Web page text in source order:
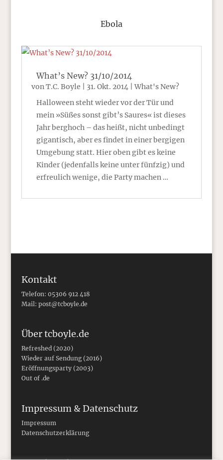
Ebola
What’s New? 31/10/2014
vonT.C. Boyle 31. Okt. 2014|What's New?
Halloween steht wieder vor der Tür und
mein »Süßes sonst gibt’s Saures« ist dieses
Jahr berghoch – das heißt, nicht unbedingt
gigantisch, aber es findet in einer bergigen
Umgebung statt. Hier oben gibt es keine
Kinder (jedenfalls keine unter fünfzig) und
erfreulich wenige, die Party machen …
Kontakt
Telefon: 05306 912 418
Mail: post@tcboyle.de
Über tcboyle.de
Refreshed (2020)
Wieder auf Sendung (2016)
Eröffnungsparty (2003)
Out of .de
Impressum & Datenschutz
Impressum
Datenschutzerklärung